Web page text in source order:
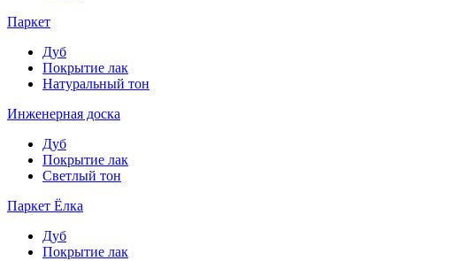
Паркет
Дуб
Покрытие лак
Натуральный тон
Инженерная доска
Дуб
Покрытие лак
Светлый тон
Паркет Ёлка
Дуб
Покрытие лак